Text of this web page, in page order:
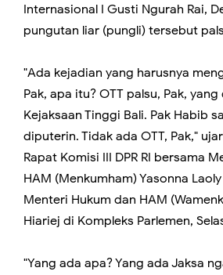
Internasional I Gusti Ngurah Rai,
pungutan liar (pungli) tersebut
"Ada kejadian yang harusnya
Pak, apa itu? OTT palsu, Pak,
Kejaksaan Tinggi Bali. Pak Habib
diputerin. Tidak ada OTT, Pak,"
Rapat Komisi III DPR RI bersama
HAM (Menkumham) Yasonna
Menteri Hukum dan HAM
Hiariej di Kompleks Parlemen,
"Yang ada apa? Yang ada Jaksa